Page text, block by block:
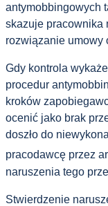
antymobbingowych
skazuje pracownika
rozwiązanie umowy
Gdy kontrola
procedur
kroków
ocenić jako brak
doszło do
pracodawcę przez
naruszenia tego
Stwierdzenie